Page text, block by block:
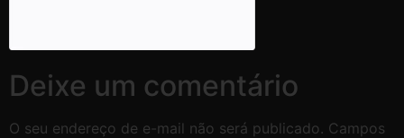
Deixe um comentário
O seu endereço de e-mail não será publicado. Campos